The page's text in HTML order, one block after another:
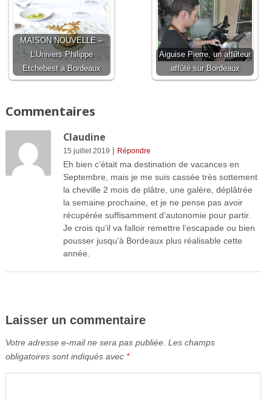
MAISON NOUVELLE –
L’Univers Philippe
Etchebest à Bordeaux
Aiguise Pierre, un affûteur
affûté sur Bordeaux
Commentaires
Claudine
15 juillet 2019 | Répondre
Eh bien c’était ma destination de vacances en
Septembre, mais je me suis cassée très sottement
la cheville 2 mois de plâtre, une galère, déplâtrée
la semaine prochaine, et je ne pense pas avoir
récupérée suffisamment d’autonomie pour partir.
Je crois qu’il va falloir remettre l’escapade ou bien
pousser jusqu’à Bordeaux plus réalisable cette
année.
Laisser un commentaire
Votre adresse e-mail ne sera pas publiée. Les champs
obligatoires sont indiqués avec *